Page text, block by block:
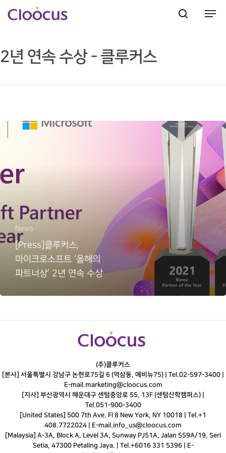
Hit enter to search or ESC to close
2년 연속 수상 - 클루커스
News
[Press]클루커스,
마이크로소프트 ‘올해의
파트너상’ 2년 연속 수상
(주)클루커스
[본사] 서울특별시 강남구 논현로75길 6 (역삼동, 에비뉴75) | Tel.02-597-3400
E-mail.marketing@cloocus.com
[지사] 부산광역시 해운대구 센텀중앙로 55, 13F (센텀산학캠퍼스) |
Tel.051-900-3400
[United States] 500 7th Ave. Fl 8 New York, NY 10018 | Tel.+1
408.7722024 | E-mail.info_us@cloocus.com
[Malaysia] A-3A, Block A, Level 3A, Sunway PJ51A, Jalan SS9A/19, Seri
Setia, 47300 Petaling Jaya. | Tel.+6016 331 5396 | E-